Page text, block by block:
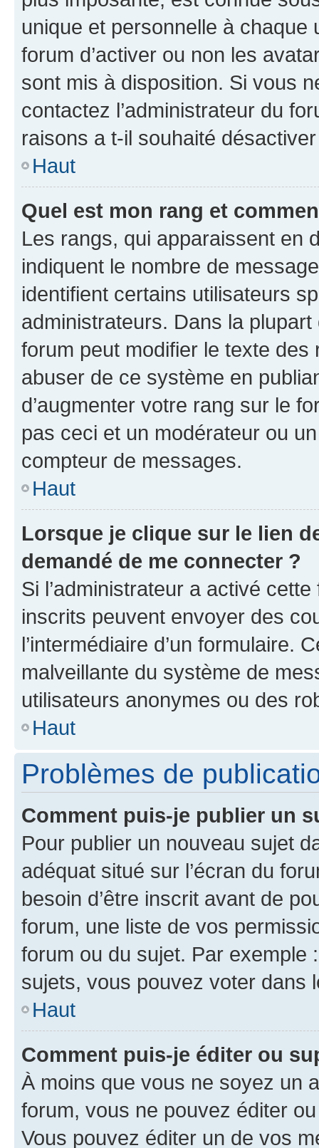
unique et personnelle à chaque
forum d’activer ou non les
sont mis à disposition. Si vous
contactez l’administrateur du
raisons a t-il souhaité
Haut
Quel est mon rang et
Les rangs, qui apparaissent en
indiquent le nombre de
identifient certains utilisateurs
administrateurs. Dans la
forum peut modifier le texte
abuser de ce système en
d’augmenter votre rang sur le
pas ceci et un modérateur ou
compteur de messages.
Haut
Lorsque je clique sur le lien
demandé de me connecter ?
Si l’administrateur a activé
inscrits peuvent envoyer des
l’intermédiaire d’un formulaire.
malveillante du système de
utilisateurs anonymes ou des
Haut
Problèmes de
Comment puis-je publier un
Pour publier un nouveau sujet
adéquat situé sur l’écran du
besoin d’être inscrit avant de
forum, une liste de vos
forum ou du sujet. Par exemple
sujets, vous pouvez voter dans
Haut
Comment puis-je éditer ou
À moins que vous ne soyez un
forum, vous ne pouvez éditer
Vous pouvez éditer un de vos